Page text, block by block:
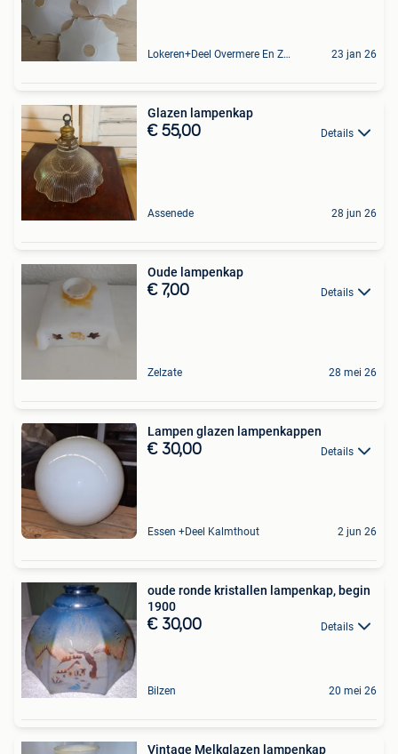
Lokeren+Deel Overmere En Zele 23 jan 26
Glazen lampenkap
€ 55,00 Details
Assenede 28 jun 26
Oude lampenkap
€ 7,00 Details
Zelzate 28 mei 26
Lampen glazen lampenkappen
€ 30,00 Details
Essen +Deel Kalmthout 2 jun 26
oude ronde kristallen lampenkap, begin
1900
€ 30,00 Details
Bilzen 20 mei 26
Vintage Melkglazen lampenkap